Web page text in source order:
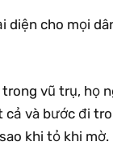
diện cho mọi
vũ trụ, họ
và bước đi
khi tỏ khi